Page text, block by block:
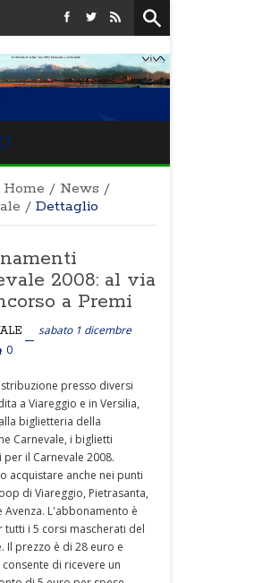
Home / News /
/ Dettaglio
2008: al via
a Premi
sabato 1 dicembre
0
presso diversi
a Viareggio e in Versilia,
biglietteria della
Carnevale, i biglietti
per il Carnevale 2008.
acquistare anche nei punti
di Viareggio, Pietrasanta,
Avenza. L'abbonamento è
tutti i 5 corsi mascherati del
Il prezzo è di 28 euro e
di ricevere un